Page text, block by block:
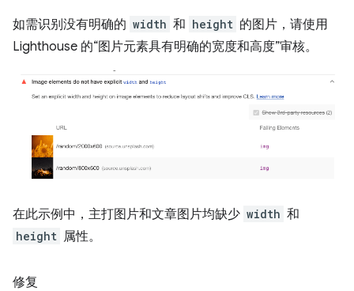
如需识别没有明确的 width 和 height 的图片，请使用
Lighthouse 的“图片元素具有明确的宽度和高度”审核。
在此示例中，主打图片和文章图片均缺少 width 和
height 属性。
修复